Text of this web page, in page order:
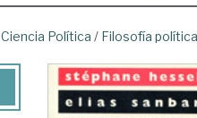
Ciencia Política / Filosofía política